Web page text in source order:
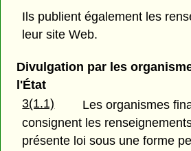
Ils publient également les
leur site Web.
Divulgation par les
l'État
3(1.1)
Les organismes
consignent les
présente loi sous une forme